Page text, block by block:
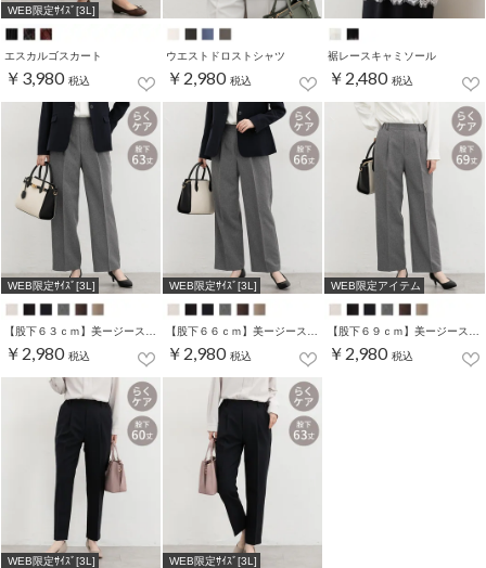
WEB限定ｻｲｽﾞ[3L]
エスカルゴスカート
￥3,980 税込
ウエストドロストシャツ
￥2,980 税込
裾レースキャミソール
￥2,480 税込
WEB限定ｻｲｽﾞ[3L]
￥2,980 税込
WEB限定ｻｲｽﾞ[3L]
￥2,980 税込
WEB限定アイテム
￥2,980 税込
WEB限定ｻｲｽﾞ[3L] WEB限定ｻｲｽﾞ[3L]